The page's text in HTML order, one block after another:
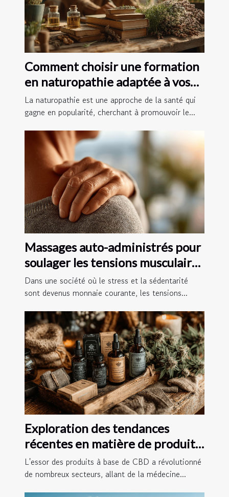
Comment choisir une formation
en naturopathie adaptée à vos
besoins
La naturopathie est une approche de la santé qui
gagne en popularité, cherchant à promouvoir le...
Massages auto-administrés pour
soulager les tensions musculaires
chez soi
Dans une société où le stress et la sédentarité
sont devenus monnaie courante, les tensions...
Exploration des tendances
récentes en matière de produits
à base de CBD
L'essor des produits à base de CBD a révolutionné
de nombreux secteurs, allant de la médecine...